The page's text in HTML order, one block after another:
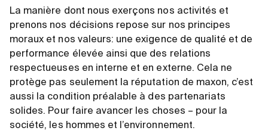
La manière dont nous exerçons nos activités et
prenons nos décisions repose sur nos principes
moraux et nos valeurs: une exigence de qualité et de
performance élevée ainsi que des relations
respectueuses en interne et en externe. Cela ne
protège pas seulement la réputation de maxon, c’est
aussi la condition préalable à des partenariats
solides. Pour faire avancer les choses – pour la
société, les hommes et l’environnement.